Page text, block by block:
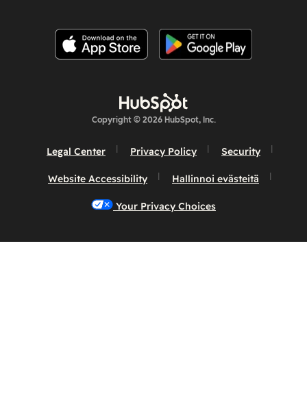
Copyright © 2026 HubSpot, Inc.
Legal Center Privacy Policy Security
Website Accessibility Hallinnoi evästeitä
Your Privacy Choices